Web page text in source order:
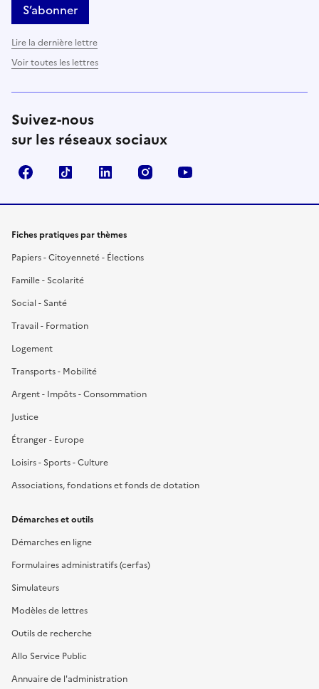
S’abonner
Lire la dernière lettre
Voir toutes les lettres
Suivez-nous
sur les réseaux sociaux
FacebookTikTok LinkedIn Instagram
Fiches pratiques par thèmes
Papiers - Citoyenneté - Élections
Famille - Scolarité
Social - Santé
Travail - Formation
Logement
Transports - Mobilité
Argent - Impôts - Consommation
Justice
Étranger - Europe
Loisirs - Sports - Culture
Associations, fondations et fonds de dotation
Démarches et outils
Démarches en ligne
Formulaires administratifs (cerfas)
Simulateurs
Modèles de lettres
Outils de recherche
Allo Service Public
Annuaire de l'administration